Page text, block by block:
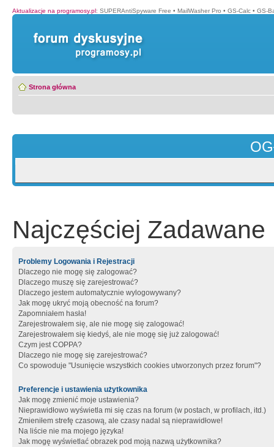
Aktualizacje na programosy.pl: SUPERAntiSpyware Free • MailWasher Pro • GS-Calc • GS-
Strona główna
Najczęściej Zadawane
Problemy Logowania i Rejestracji
Dlaczego nie mogę się zalogować?
Dlaczego muszę się zarejestrować?
Dlaczego jestem automatycznie wylogowywany?
Jak mogę ukryć moją obecność na forum?
Zapomniałem hasła!
Zarejestrowałem się, ale nie mogę się zalogować!
Zarejestrowałem się kiedyś, ale nie mogę się już zalogować!
Czym jest COPPA?
Dlaczego nie mogę się zarejestrować?
Co spowoduje "Usunięcie wszystkich cookies utworzonych przez forum"?
Preferencje i ustawienia użytkownika
Jak mogę zmienić moje ustawienia?
Nieprawidłowo wyświetla mi się czas na forum (w postach, w profilach, itd.)
Zmieniłem strefę czasową, ale czasy nadal są nieprawidłowe!
Na liście nie ma mojego języka!
Jak mogę wyświetlać obrazek pod moją nazwą użytkownika?